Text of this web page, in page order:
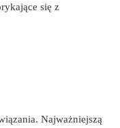
się z
Najważniejszą